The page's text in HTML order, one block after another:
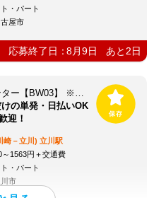
・パート
屋市
応募終了日：8月9日 あと 2日
株式会社ビッグワーク 採用センター【BW03】 ※立川エリア
の単発・日払いOK
迎！
崎－立川) 立川駅
～1563円＋交通費
・パート
市